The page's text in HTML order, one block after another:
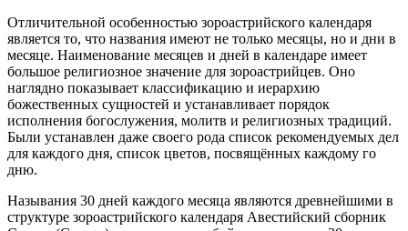
Отличительной особенностью зороастрийского календаря
является то, что названия имеют не только месяцы, но и дни в
месяце. Наименование месяцев и дней в календаре имеет
большое религиозное значение для зороастрийцев. Оно
наглядно показывает классификацию и иерархию
божественных сущностей и устанавливает порядок
исполнения богослужения, молитв и религиозных традиций.
Были устанавлен даже своего рода список рекомендуемых дел
для каждого дня, список цветов, посвящённых каждому го
дню.
Называния 30 дней каждого месяца являются древнейшими в
структуре зороастрийского календаря Авестийский сборник